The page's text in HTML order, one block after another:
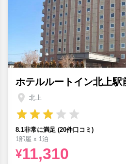
ホテルルートイン北上駅
北上
8.1非常に満足 (20件口コミ)
1部屋 x 1泊
¥11,310